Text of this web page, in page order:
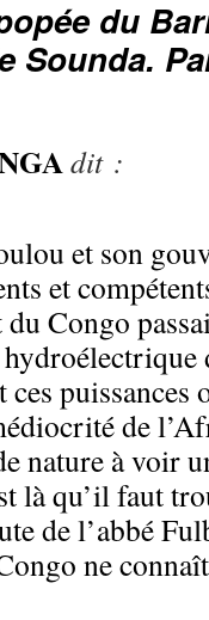
du
Sounda.
dit :
et son
et
Congo
puissances
de
nature à voir
là qu’il faut
de l’abbé
ne